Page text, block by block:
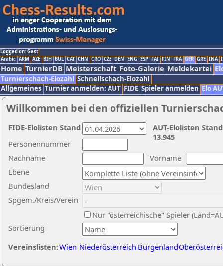
Logged on: Gast
Arabic ARM AZE BIH BUL CAT CHN CRO CZE DEN ENG ESP FAI FIN FRA GER GRE INA
Home TurnierDB Meisterschaft Foto-Galerie Meldekartei
Turnierschach-Elozahl Schnellschach-Elozahl
Allgemeines Turnier anmelden: AUT FIDE Spieler anmelden Elo
Willkommen bei den offiziellen
Nachname
Vorname
Ebene
Sortierung
Personennummer
Bundesland
Spgem./Kreis/Verein
Nur "österreichische" Spieler
Vereinslisten:Wien Niederösterreich Burgenland
AUT-Elolisten
13.945
FIDE-Elolisten Stand